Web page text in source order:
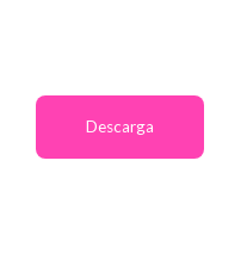
Descarga